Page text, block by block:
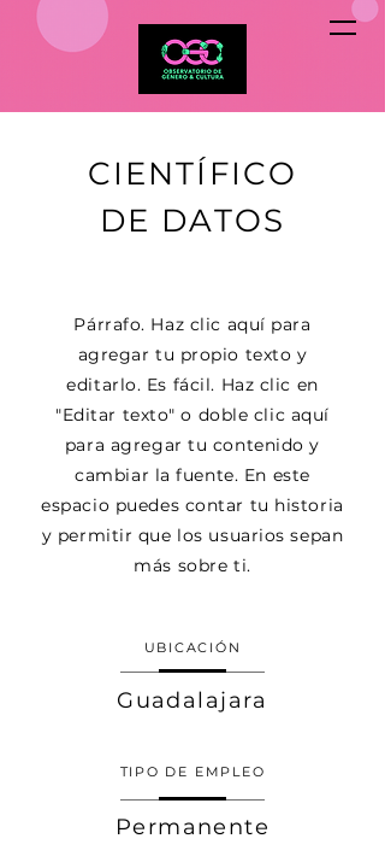
CIENTÍFICO
DE DATOS
Párrafo. Haz clic aquí para
agregar tu propio texto y
editarlo. Es fácil. Haz clic en
"Editar texto" o doble clic aquí
para agregar tu contenido y
cambiar la fuente. En este
espacio puedes contar tu historia
y permitir que los usuarios sepan
más sobre ti.
UBICACIÓN
Guadalajara
TIPO DE EMPLEO
Permanente